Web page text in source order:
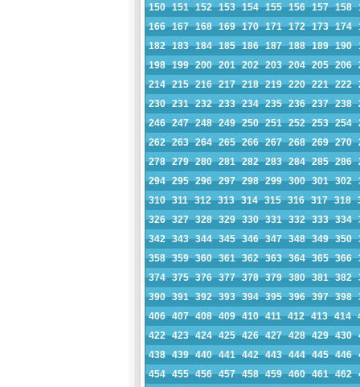
150 151 152 153 154 155 156 157 158
166 167 168 169 170 171 172 173 174
182 183 184 185 186 187 188 189 190
198 199 200 201 202 203 204 205 206
214 215 216 217 218 219 220 221 222
230 231 232 233 234 235 236 237 238
246 247 248 249 250 251 252 253 254
262 263 264 265 266 267 268 269 270
278 279 280 281 282 283 284 285 286
294 295 296 297 298 299 300 301 302
310 311 312 313 314 315 316 317 318
326 327 328 329 330 331 332 333 334
342 343 344 345 346 347 348 349 350
358 359 360 361 362 363 364 365 366
374 375 376 377 378 379 380 381 382
390 391 392 393 394 395 396 397 398
406 407 408 409 410 411 412 413 414
422 423 424 425 426 427 428 429 430
438 439 440 441 442 443 444 445 446
454 455 456 457 458 459 460 461 462